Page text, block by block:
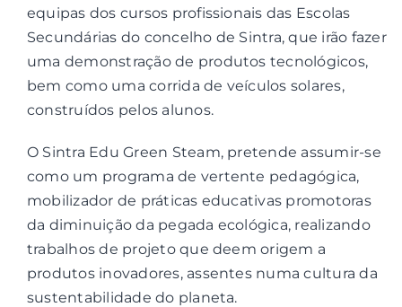
Associações
equipas dos cursos profissionais das Escolas
Secundárias do concelho de Sintra, que irão fazer
uma demonstração de produtos tecnológicos,
bem como uma corrida de veículos solares,
construídos pelos alunos.
O Sintra Edu Green Steam, pretende assumir-se
como um programa de vertente pedagógica,
mobilizador de práticas educativas promotoras
da diminuição da pegada ecológica, realizando
trabalhos de projeto que deem origem a
produtos inovadores, assentes numa cultura da
sustentabilidade do planeta.